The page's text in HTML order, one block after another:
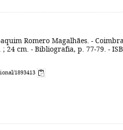
Romero Magalhães. -
24 cm. - Bibliografia, p. 77-79. -
1893413